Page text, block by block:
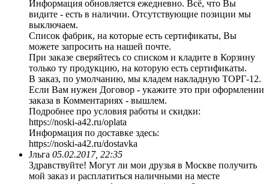
Информация обновляется ежедневно. Всё, что Вы
видите - есть в наличии. Отсутствующие позиции мы
выключаем.
Список фабрик, на которые есть сертификаты, Вы
можете запросить на нашей почте.
При заказе сверяйтесь со списком и кладите в Корзину
только ту продукцию, на которую есть сертификаты.
В заказ, по умолчанию, мы кладем накладную ТОРГ-12.
Если Вам нужен Договор - укажите это при оформлении
заказа в Комментариях - вышлем.
Подробнее про условия работы и скидки:
https://noski-a42.ru/oplata
Информация по доставке здесь:
https://noski-a42.ru/dostavka
Jльга 05.02.2017, 22:35
Здравствуйте! Могут ли мои друзья в Москве получить
мой заказ и расплатиться наличными на месте